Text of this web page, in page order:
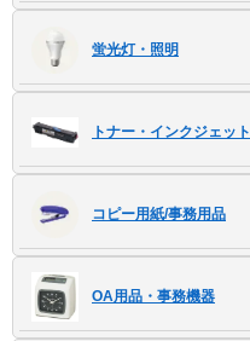
蛍光灯・照明
トナー・インクジェット
コピー用紙/事務用品
OA用品・事務機器